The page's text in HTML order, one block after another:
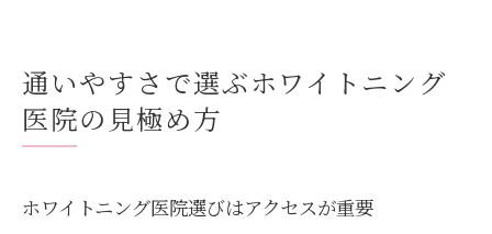
ホワイトニングが得意な歯科医院の見極め
ポイント
通いやすさで選ぶホワイトニング
医院の見極め方
ホワイトニング医院選びはアクセスが重要